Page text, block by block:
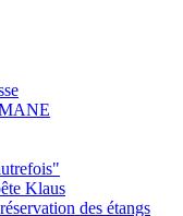
Klaus
des étangs